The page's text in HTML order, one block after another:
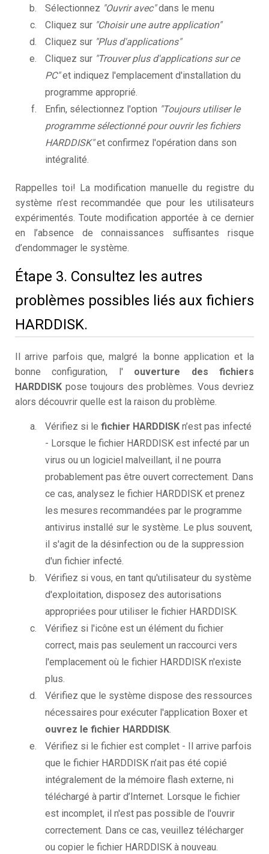
Sélectionnez "Ouvrir avec"dans le menu
Cliquez sur "Choisir une autre application"
Cliquez sur "Plus d'applications"
Cliquez sur "Trouver plus d'applications sur ce
PC"et indiquez l'emplacement d'installation du
programme approprié.
Enfin, sélectionnez l'option "Toujours utiliser le
programme sélectionné pour ouvrir les fichiers
HARDDISK"et confirmez l'opération dans son
intégralité.
Rappelles toi! La modification manuelle du registre du
système n’est recommandée que pour les utilisateurs
expérimentés. Toute modification apportée à ce dernier
en l’absence de connaissances suffisantes risque
d’endommager le système.
Étape 3. Consultez les autres
problèmes possibles liés aux fichiers
HARDDISK.
Il arrive parfois que, malgré la bonne application et la
bonne configuration, l' ouverture des fichiers
HARDDISK pose toujours des problèmes. Vous devriez
alors découvrir quelle est la raison du problème.
Vérifiez si le fichier HARDDISK n’est pas infecté
- Lorsque le fichier HARDDISK est infecté par un
virus ou un logiciel malveillant, il ne pourra
probablement pas être ouvert correctement. Dans
ce cas, analysez le fichier HARDDISK et prenez
les mesures recommandées par le programme
antivirus installé sur le système. Le plus souvent,
il s'agit de la désinfection ou de la suppression
d'un fichier infecté.
Vérifiez si vous, en tant qu'utilisateur du système
d'exploitation, disposez des autorisations
appropriées pour utiliser le fichier HARDDISK.
Vérifiez si l'icône est un élément du fichier
correct, mais pas seulement un raccourci vers
l'emplacement où le fichier HARDDISK n'existe
plus.
Vérifiez que le système dispose des ressources
nécessaires pour exécuter l'application Boxer et
ouvrez le fichier HARDDISK.
Vérifiez si le fichier est complet - Il arrive parfois
que le fichier HARDDISK n’ait pas été copié
intégralement de la mémoire flash externe, ni
téléchargé à partir d’Internet. Lorsque le fichier
est incomplet, il n'est pas possible de l'ouvrir
correctement. Dans ce cas, veuillez télécharger
ou copier le fichier HARDDISK à nouveau.